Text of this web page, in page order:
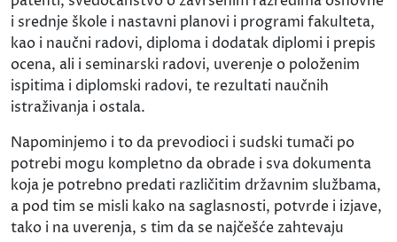
i srednje škole i nastavni planovi i programi fakulteta,
kao i naučni radovi, diploma i dodatak diplomi i prepis
ocena, ali i seminarski radovi, uverenje o položenim
ispitima i diplomski radovi, te rezultati naučnih
istraživanja i ostala.
Napominjemo i to da prevodioci i sudski tumači po
potrebi mogu kompletno da obrade i sva dokumenta
koja je potrebno predati različitim državnim službama,
a pod tim se misli kako na saglasnosti, potvrde i izjave,
tako i na uverenja, s tim da se najčešće zahtevaju